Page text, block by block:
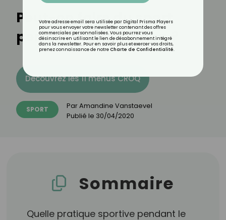
Peut-on faire du sport
pendant le Ramadan ?
Découvrez les 11 menus CROQ
SPORT ParAmandine Vanstaevel
Publié le 30/04/2020
Sommaire
Quelle pratique sportive pendant le
Votre adresse email sera utilisée par Digital Prisma Players
pour vous envoyer votre newsletter contenant des offres
commerciales personnalisées. Vous pourrez vous
désinscrire en utilisant le lien de désabonnement intégré
dans la newsletter. Pour en savoir plus et exercer vos droits,
prenez connaissance de notre Charte de Confidentialité.